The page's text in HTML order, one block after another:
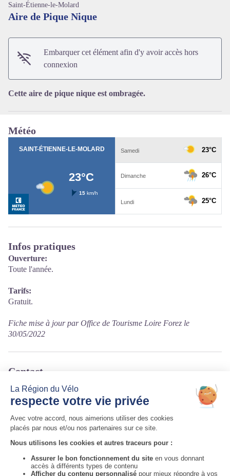
Saint-Étienne-le-Molard
Aire de Pique Nique
Embarquer cet élément afin d'y avoir accès hors
connexion
Cette aire de pique nique est ombragée.
Météo
Infos pratiques
Ouverture:
Toute l'année.
Tarifs:
Gratuit.
Fiche mise à jour par Office de Tourisme Loire Forez le
30/05/2022
Contact
Route de Bel Air
42130 Sainte-Agathe-la-Bouteresse
Tél. 04 77 97 41 93
Courriel:
mairie@ste-agathe-la-bouteresse.fr